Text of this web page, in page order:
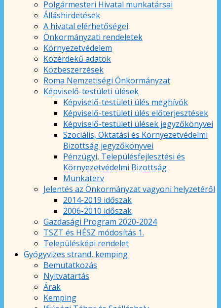
Polgármesteri Hivatal munkatársai
Álláshirdetések
A hivatal elérhetőségei
Önkormányzati rendeletek
Környezetvédelem
Közérdekű adatok
Közbeszerzések
Roma Nemzetiségi Önkormányzat
Képviselő-testületi ülések
Képviselő-testületi ülés meghívók
Képviselő-testületi ülés előterjesztések
Képviselő-testületi ülések jegyzőkönyvei
Szociális, Oktatási és Környezetvédelmi
Bizottság jegyzőkönyvei
Pénzügyi, Településfejlesztési és
Környezetvédelmi Bizottság
Munkaterv
Jelentés az Önkormányzat vagyoni helyzetéről
2014-2019 időszak
2006-2010 időszak
Gazdasági Program 2020-2024
TSZT és HÉSZ módosítás 1.
Településképi rendelet
Gyógyvizes strand, kemping
Bemutatkozás
Nyitvatartás
Árak
Kemping